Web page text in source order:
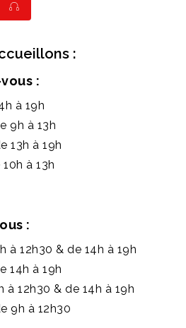
:
:
à 19h
9h à 13h
13h à 19h
à 13h
:
à 12h30 & de 14h à 19h
14h à 19h
à 12h30 & de 14h à 19h
9h à 12h30